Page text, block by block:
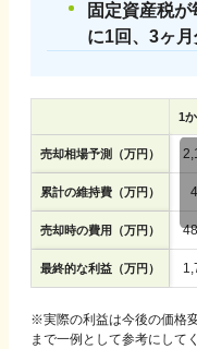
固定資産税
に1回、3ヶ月
1
売却相場予測（万円）
累計の維持費（万円）
売却時の費用（万円）
最終的な利益（万円）
※実際の利益は今後の価格
まで一例として参考にして